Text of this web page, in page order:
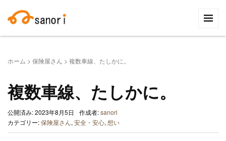
索:
ホーム > 保険屋さん > 複数車線、たしかに。
複数車線、たしかに。
公開済み: 2023年8月5日 作成者:sanori
カテゴリー:保険屋さん, 安全・安心, 想い